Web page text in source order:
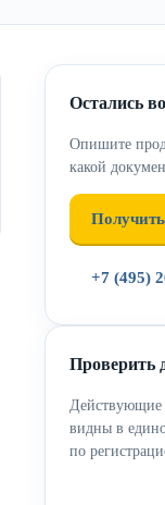
Остались
Опишите
какой
+7 (495)
Проверить
Действующие
видны в
по